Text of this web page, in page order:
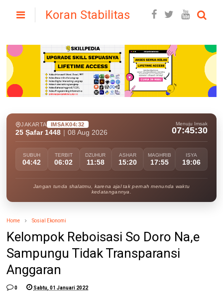
Koran Stabilitas
JAKARTA IMSAK04:32
25 Ṣafar 1448 08 Aug 2026
Menuju Imsak
07:45:29
SUBUH
04:42
TERBIT
06:02
DZUHUR
11:58
ASHAR
15:20
MAGHRIB
17:55
ISYA
19:06
Jangan tunda shalatmu, karena ajal tak pernah menunda waktu
kedatangannya.
Home Sosial Ekonomi
Kelompok Reboisasi So Doro Na,e
Sampungu Tidak Transparansi
Anggaran
0 Sabtu, 01 Januari 2022